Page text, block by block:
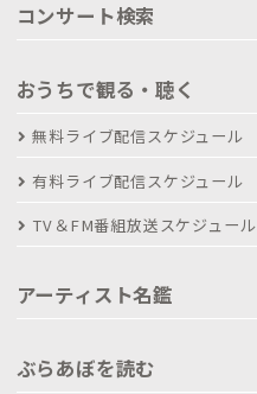
コンサート検索
おうちで観る・聴く
無料ライブ配信スケジュール
有料ライブ配信スケジュール
TV＆FM番組放送スケジュール
アーティスト名鑑
ぶらあぼを読む